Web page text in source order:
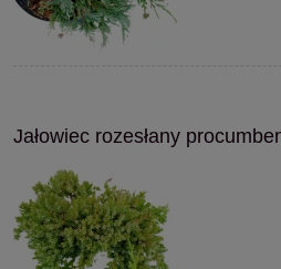
Jałowiec rozesłany